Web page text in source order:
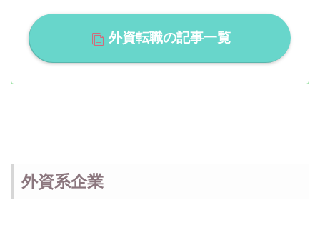
外資転職の記事一覧
外資系企業